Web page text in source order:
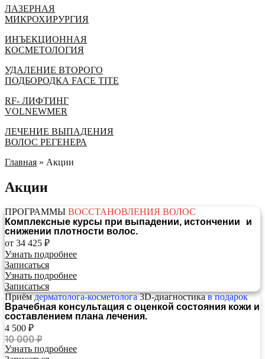
ЛАЗЕРНАЯ
МИКРОХИРУРГИЯ
ИНЪЕКЦИОННАЯ
КОСМЕТОЛОГИЯ
УДАЛЕНИЕ ВТОРОГО
ПОДБОРОДКА FACE TITE
RF- ЛИФТИНГ
VOLNEWMER
ЛEЧЕНИЕ ВЫПАДЕНИЯ
ВОЛОС РЕГЕНЕРА
Главная » Акции
Акции
ПРОГРАММЫ ВОССТАНОВЛЕНИЯ ВОЛОС
Комплексные курсы при выпадении, истончении и
снижении плотности волос.
от 34 425 ₽
Узнать подробнее
Записаться
Узнать подробнее
Записаться
Приёмдерматолога-косметолога3D‑диагностикав подарок
Врачебная консультация с оценкой состояния кожи и
составлением плана лечения.
4 500 ₽
10 000 ₽
Узнать подробнее